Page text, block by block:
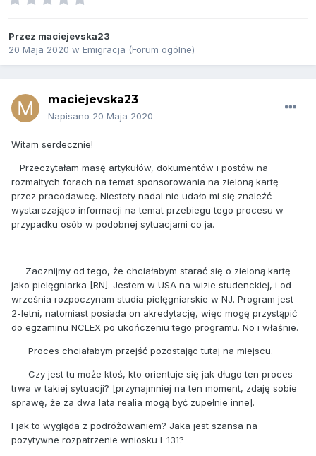
Przez maciejevska23
20 Maja 2020 w Emigracja (Forum ogólne)
maciejevska23
Napisano 20 Maja 2020
Witam serdecznie!
Przeczytałam masę artykułów, dokumentów i postów na
rozmaitych forach na temat sponsorowania na zieloną kartę
przez pracodawcę. Niestety nadal nie udało mi się znaleźć
wystarczająco informacji na temat przebiegu tego procesu w
przypadku osób w podobnej sytuacjami co ja.
Zacznijmy od tego, że chciałabym starać się o zieloną kartę
jako pielęgniarka [RN]. Jestem w USA na wizie studenckiej, i od
września rozpoczynam studia pielęgniarskie w NJ. Program jest
2-letni, natomiast posiada on akredytację, więc mogę przystąpić
do egzaminu NCLEX po ukończeniu tego programu. No i właśnie.
Proces chciałabym przejść pozostając tutaj na miejscu.
Czy jest tu może ktoś, kto orientuje się jak długo ten proces
trwa w takiej sytuacji? [przynajmniej na ten moment, zdaję sobie
sprawę, że za dwa lata realia mogą być zupełnie inne].
I jak to wygląda z podróżowaniem? Jaka jest szansa na
pozytywne rozpatrzenie wniosku I-131?